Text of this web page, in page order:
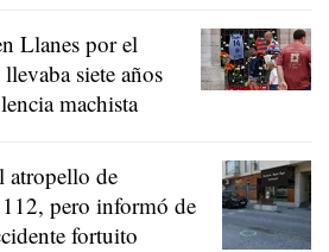
Llanes por el
siete años
machista
atropello de
pero informó de
fortuito